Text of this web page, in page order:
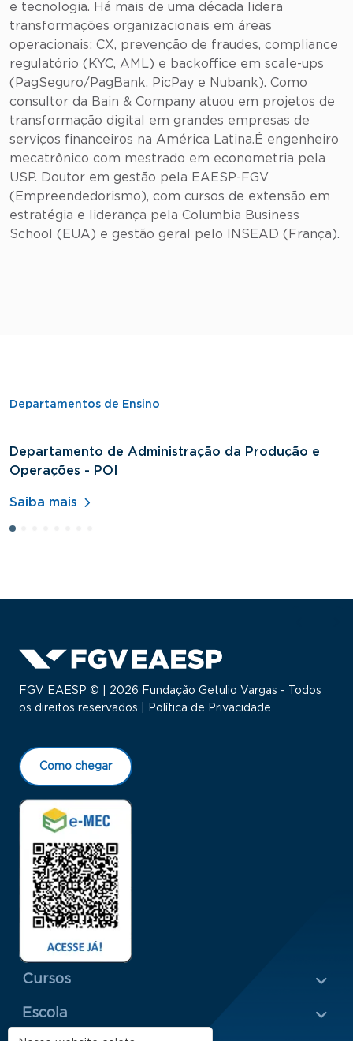
e tecnologia. Há mais de uma década lidera
transformações organizacionais em áreas
operacionais: CX, prevenção de fraudes, compliance
regulatório (KYC, AML) e backoffice em scale-ups
(PagSeguro/PagBank, PicPay e Nubank). Como
consultor da Bain & Company atuou em projetos de
transformação digital em grandes empresas de
serviços financeiros na América Latina.É engenheiro
mecatrônico com mestrado em econometria pela
USP. Doutor em gestão pela EAESP-FGV
(Empreendedorismo), com cursos de extensão em
estratégia e liderança pela Columbia Business
School (EUA) e gestão geral pelo INSEAD (França).
Departamentos de Ensino
Departamento de Administração da Produção e
Operações - POI
Saiba mais
FGV EAESP © | 2026 Fundação Getulio Vargas - Todos
os direitos reservados |
Política de Privacidade
Como chegar
Menu Rodapé 1
Cursos
Escola